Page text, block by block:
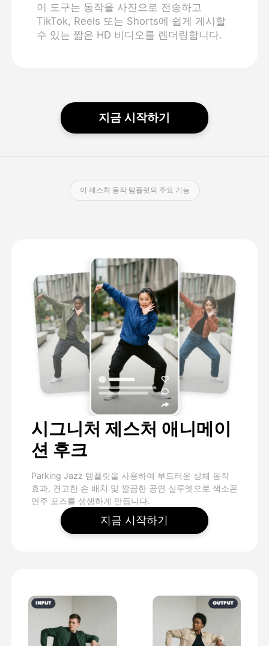
이 도구는 동작을 사진으로 전송하고
TikTok, Reels 또는 Shorts에 쉽게 게시할
수 있는 짧은 HD 비디오를 렌더링합니다.
지금 시작하기
이 제스처 동작 템플릿의 주요 기능
시그니처 제스처 애니메이
션 후크
Parking Jazz 템플릿을 사용하여 부드러운 상체 동작
효과, 견고한 손 배치 및 깔끔한 공연 실루엣으로 색소폰
연주 포즈를 생생하게 만듭니다.
지금 시작하기